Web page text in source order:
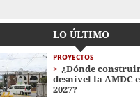
LO ÚLTIMO
PROYECTOS
¿Dónde
desnivel la AMDC
2027?